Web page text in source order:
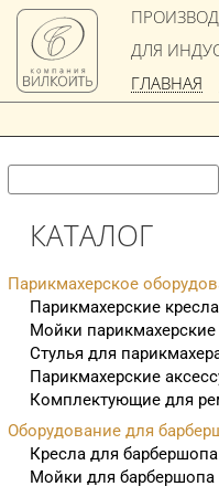
ДЛЯ
ГЛАВНАЯ
КАТАЛОГ
Парикмахерское
Парикмахерские кресла
Мойки парикмахерские
Стулья для
Парикмахерские
Комплектующие для
Оборудование для
Кресла для барбершопа
Мойки для барбершопа